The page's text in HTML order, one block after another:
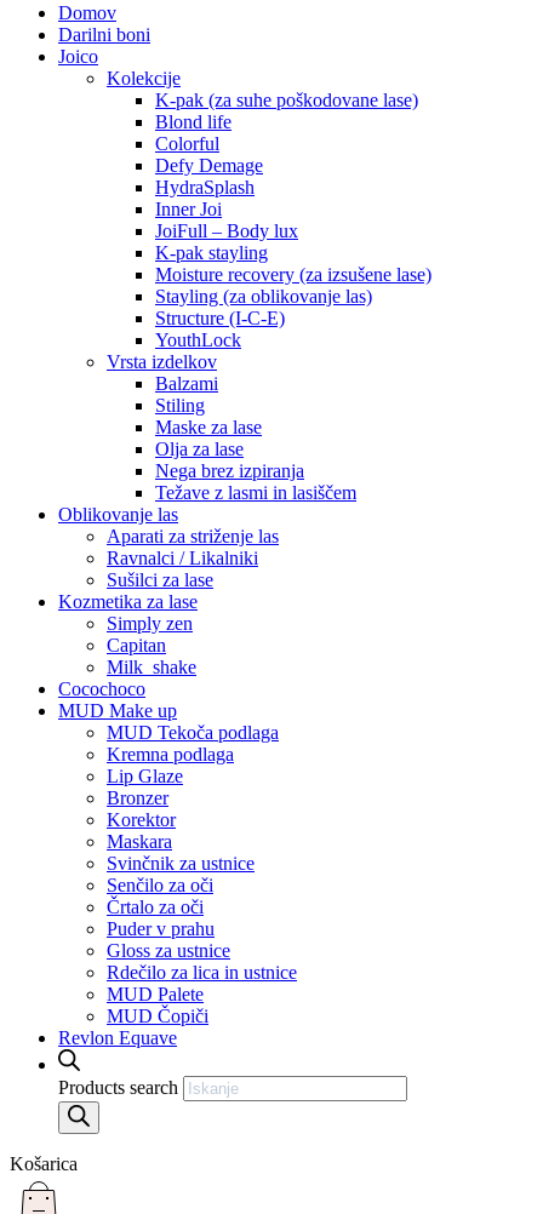
Domov
Darilni boni
Joico
Kolekcije
K-pak (za suhe poškodovane lase)
Blond life
Colorful
Defy Demage
HydraSplash
Inner Joi
JoiFull – Body lux
K-pak stayling
Moisture recovery (za izsušene lase)
Stayling (za oblikovanje las)
Structure (I-C-E)
YouthLock
Vrsta izdelkov
Balzami
Stiling
Maske za lase
Olja za lase
Nega brez izpiranja
Težave z lasmi in lasiščem
Oblikovanje las
Aparati za striženje las
Ravnalci / Likalniki
Sušilci za lase
Kozmetika za lase
Simply zen
Capitan
Milk_shake
Cocochoco
MUD Make up
MUD Tekoča podlaga
Kremna podlaga
Lip Glaze
Bronzer
Korektor
Maskara
Svinčnik za ustnice
Senčilo za oči
Črtalo za oči
Puder v prahu
Gloss za ustnice
Rdečilo za lica in ustnice
MUD Palete
MUD Čopiči
Revlon Equave
Products search
Košarica